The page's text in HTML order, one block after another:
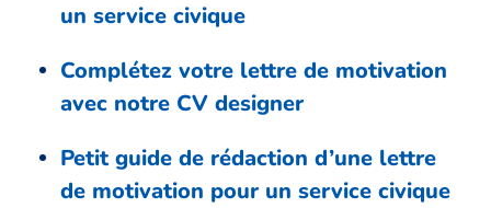
un service civique
Complétez votre lettre de motivation
avec notre CV designer
Petit guide de rédaction d’une lettre
de motivation pour un service civique